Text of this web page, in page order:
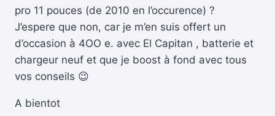
pro 11 pouces (de 2010 en l’occurence) ?
J’espere que non, car je m’en suis offert un
d’occasion à 4OO e. avec El Capitan , batterie et
chargeur neuf et que je boost à fond avec tous
vos conseils 😉
A bientot